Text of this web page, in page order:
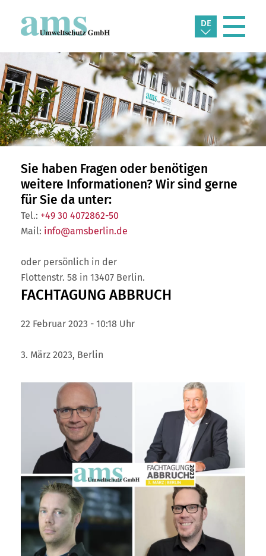
DE
Sie haben Fragen oder benötigen
weitere Informationen? Wir sind gerne
für Sie da unter:
Tel.: +49 30 4072862-50
Mail: info@amsberlin.de
oder persönlich in der
Flottenstr. 58 in 13407 Berlin.
FACHTAGUNG ABBRUCH
22 Februar 2023 - 10:18 Uhr
3. März 2023, Berlin